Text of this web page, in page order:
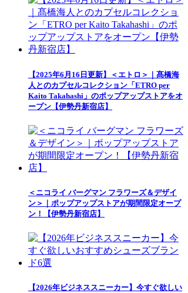
【2025年6月16日更新】＜エトロ＞｜髙橋海
人とのカプセルコレクション「ETRO per
Kaito Takahashi」のポップアップストアをオ
ープン【伊勢丹新宿店】
＜ニコライ バーグマン フラワーズ＆デザイ
ン＞｜ポップアップストアが期間限定オープ
ン！【伊勢丹新宿店】
【2026年ビジネススニーカー】今すぐ欲しい